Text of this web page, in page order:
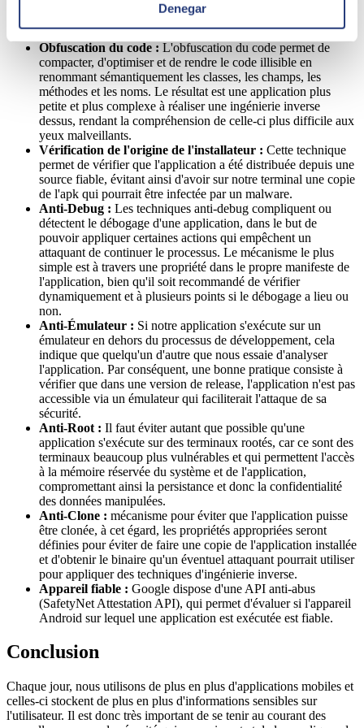
Denegar
utilisation modifiée ultérieure. Pour cela, il est vérifié que la
signature de l'application est l'originale et des mécanismes de
vérification du checksum sont appliqués.
Obfuscation du code : L'obfuscation du code permet de
compacter, d'optimiser et de rendre le code illisible en
renommant sémantiquement les classes, les champs, les
méthodes et les noms. Le résultat est une application plus
petite et plus complexe à réaliser une ingénierie inverse
dessus, rendant la compréhension de celle-ci plus difficile aux
yeux malveillants.
Vérification de l'origine de l'installateur : Cette technique
permet de vérifier que l'application a été distribuée depuis une
source fiable, évitant ainsi d'avoir sur notre terminal une copie
de l'apk qui pourrait être infectée par un malware.
Anti-Debug : Les techniques anti-debug compliquent ou
détectent le débogage d'une application, dans le but de
pouvoir appliquer certaines actions qui empêchent un
attaquant de continuer le processus. Le mécanisme le plus
simple est à travers une propriété dans le propre manifeste de
l'application, bien qu'il soit recommandé de vérifier
dynamiquement et à plusieurs points si le débogage a lieu ou
non.
Anti-Émulateur : Si notre application s'exécute sur un
émulateur en dehors du processus de développement, cela
indique que quelqu'un d'autre que nous essaie d'analyser
l'application. Par conséquent, une bonne pratique consiste à
vérifier que dans une version de release, l'application n'est pas
accessible via un émulateur qui faciliterait l'attaque de sa
sécurité.
Anti-Root : Il faut éviter autant que possible qu'une
application s'exécute sur des terminaux rootés, car ce sont des
terminaux beaucoup plus vulnérables et qui permettent l'accès
à la mémoire réservée du système et de l'application,
compromettant ainsi la persistance et donc la confidentialité
des données manipulées.
Anti-Clone : mécanisme pour éviter que l'application puisse
être clonée, à cet égard, les propriétés appropriées seront
définies pour éviter de faire une copie de l'application installée
et d'obtenir le binaire qu'un éventuel attaquant pourrait utiliser
pour appliquer des techniques d'ingénierie inverse.
Appareil fiable : Google dispose d'une API anti-abus
(SafetyNet Attestation API), qui permet d'évaluer si l'appareil
Android sur lequel une application est exécutée est fiable.
Conclusion
Chaque jour, nous utilisons de plus en plus d'applications mobiles et
celles-ci stockent de plus en plus d'informations sensibles sur
l'utilisateur. Il est donc très important de se tenir au courant des